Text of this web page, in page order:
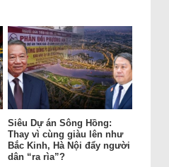
Siêu Dự án Sông Hồng:
Thay vì cùng giàu lên như
Bắc Kinh, Hà Nội đẩy người
dân “ra rìa”?